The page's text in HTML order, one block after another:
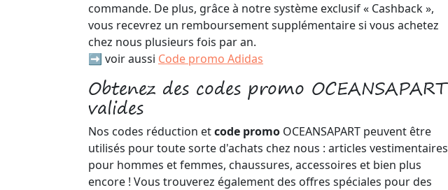
commande. De plus, grâce à notre système exclusif « Cashback »,
vous recevrez un remboursement supplémentaire si vous achetez
chez nous plusieurs fois par an.
➡️ voir aussi Code promo Adidas
Obtenez des codes promo OCEANSAPART
valides
Nos codes réduction etcode promo OCEANSAPART peuvent être
utilisés pour toute sorte d'achats chez nous : articles vestimentaires
pour hommes et femmes, chaussures, accessoires et bien plus
encore ! Vous trouverez également des offres spéciales pour des